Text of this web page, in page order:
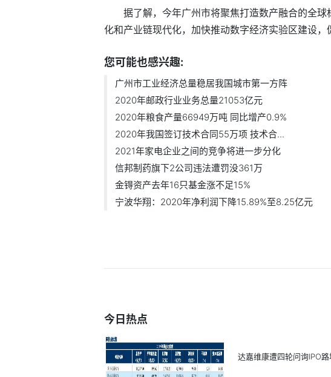
据了解，今年广州市将聚焦打造数产融合的全
化和产业链现代化，加快推动数字经济实验区建设
您可能也感兴趣:
广州市工业经济总量稳居我国城市第一方阵
2020年邮政行业业务总量21053亿元
2020年粮食产量66949万吨 同比增产0.9%
2020年我国签订技术合同55万项 技术合...
2021年家电企业之间的竞争将进一步分化
信邦制药旗下2公司违法遭罚没361万
金锝资产去年16只基金涨不足15%
宁波华翔：2020年净利润下降15.89%至8.25亿元
今日热点
达嘉维康遭四轮问询IPO路